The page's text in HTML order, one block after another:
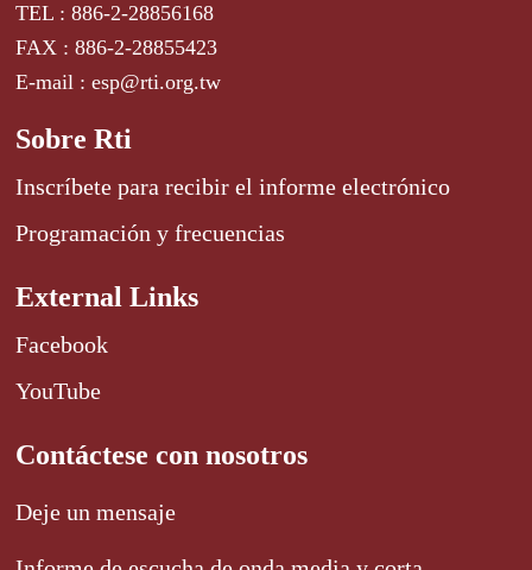
TEL : 886-2-28856168
FAX : 886-2-28855423
E-mail : esp@rti.org.tw
Sobre Rti
Inscríbete para recibir el informe electrónico
Programación y frecuencias
External Links
Facebook
YouTube
Contáctese con nosotros
Deje un mensaje